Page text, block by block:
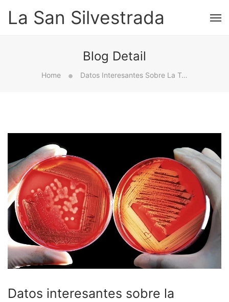
La San Silvestrada
Blog Detail
Home Datos Interesantes Sobre La Tecnología Antibacteriana
Datos interesantes sobre la